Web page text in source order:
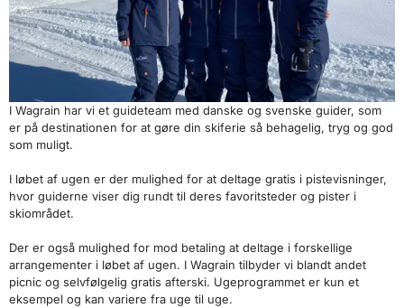
I Wagrain har vi et guideteam med danske og svenske guider, som
er på destinationen for at gøre din skiferie så behagelig, tryg og god
som muligt.
I løbet af ugen er der mulighed for at deltage gratis i pistevisninger,
hvor guiderne viser dig rundt til deres favoritsteder og pister i
skiområdet.
Der er også mulighed for mod betaling at deltage i forskellige
arrangementer i løbet af ugen. I Wagrain tilbyder vi blandt andet
picnic og selvfølgelig gratis afterski. Ugeprogrammet er kun et
eksempel og kan variere fra uge til uge.